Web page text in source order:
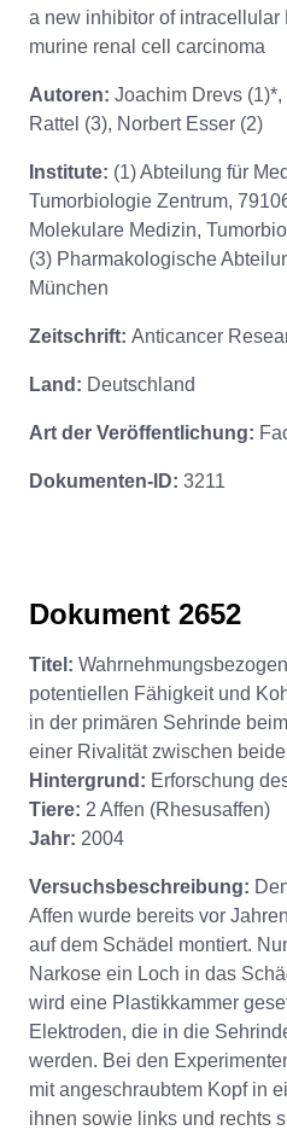
a new inhibitor of intracellular
murine renal cell carcinoma
Autoren: Joachim Drevs
Rattel (3), Norbert Esser (2)
Institute: (1) Abteilung für
Tumorbiologie Zentrum,
Molekulare Medizin,
(3) Pharmakologische
München
Zeitschrift: Anticancer
Land: Deutschland
Art der Veröffentlichung:
Dokumenten-ID: 3211
Dokument 2652
Titel:
potentiellen Fähigkeit und
in der primären Sehrinde
einer Rivalität zwischen
Hintergrund: Erforschung
Tiere: 2 Affen (Rhesusaffen)
Jahr: 2004
Versuchsbeschreibung:
Affen wurde bereits vor
auf dem Schädel montiert.
Narkose ein Loch in das
wird eine Plastikkammer
Elektroden, die in die
werden. Bei den
mit angeschraubtem Kopf in
ihnen sowie links und rechts